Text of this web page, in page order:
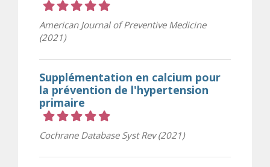
American Journal of Preventive Medicine
(2021)
Supplémentation en calcium pour
la prévention de l'hypertension
primaire
Cochrane Database Syst Rev (2021)